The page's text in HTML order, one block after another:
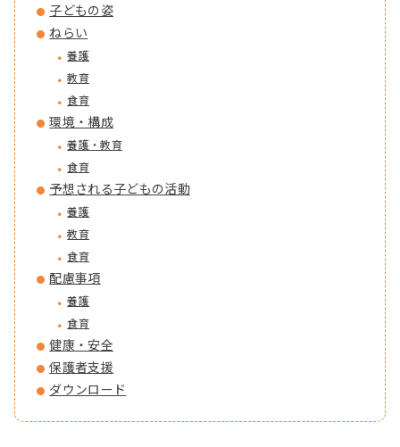
子どもの姿
ねらい
養護
教育
食育
環境・構成
養護・教育
食育
予想される子どもの活動
養護
教育
食育
配慮事項
養護
食育
健康・安全
保護者支援
ダウンロード